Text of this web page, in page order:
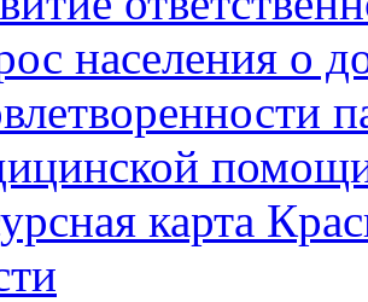
населения о
карта